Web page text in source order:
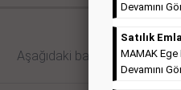
Aşağıdaki bağlantıları takip
Devamını
Satılık
MAMAK Ege
Devamını